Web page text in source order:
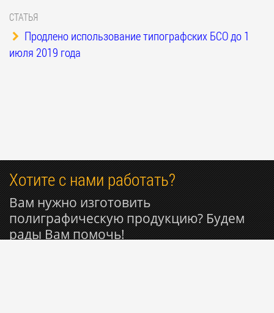
СТАТЬЯ
Продлено использование типографских БСО до 1
июля 2019 года
Хотите с нами работать?
Вам нужно изготовить
полиграфическую продукцию? Будем
рады Вам помочь!